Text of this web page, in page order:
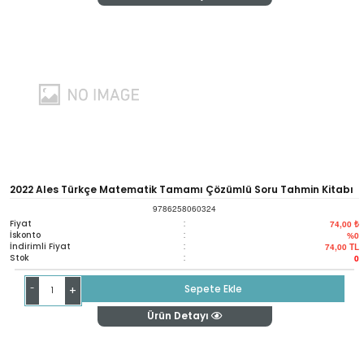
2022 Ales Türkçe Matematik Tamamı Çözümlü Soru Tahmin Kitabı
9786258060324
Fiyat : 74,00 ₺
İskonto : %0
İndirimli Fiyat : 74,00 TL
Stok : 0
- +
Sepete Ekle
Ürün Detayı